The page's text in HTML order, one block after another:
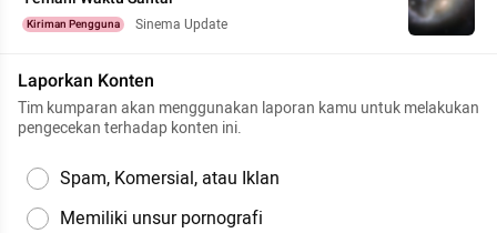
Kiriman Pengguna Sinema Update
Laporkan Konten
Tim kumparan akan menggunakan laporan kamu untuk melakukan
pengecekan terhadap konten ini.
Spam, Komersial, atau Iklan
Memiliki unsur pornografi